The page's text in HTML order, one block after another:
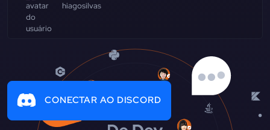
hiagosilvas
CONECTAR AO DISCORD